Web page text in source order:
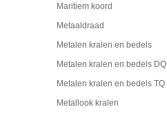
Maritiem koord
Metaaldraad
Metalen kralen en bedels
Metalen kralen en bedels DQ
Metalen kralen en bedels TQ
Metallook kralen